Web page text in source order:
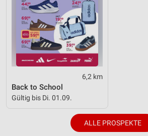
6,2 km
Back to School
Gültig bis Di. 01.09.
ALLE PROSPEKTE